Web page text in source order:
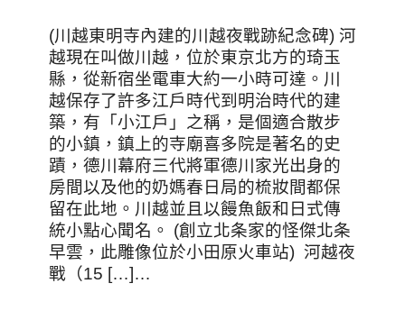
(川越東明寺內建的川越夜戰跡紀念碑) 河
越現在叫做川越，位於東京北方的琦玉
縣，從新宿坐電車大約一小時可達。川
越保存了許多江戶時代到明治時代的建
築，有「小江戶」之稱，是個適合散步
的小鎮，鎮上的寺廟喜多院是著名的史
蹟，德川幕府三代將軍德川家光出身的
房間以及他的奶媽春日局的梳妝間都保
留在此地。川越並且以饅魚飯和日式傳
統小點心聞名。 (創立北条家的怪傑北条
早雲，此雕像位於小田原火車站) 河越夜
戰（15 […]…